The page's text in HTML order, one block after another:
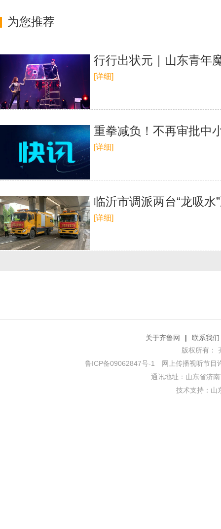
为您推荐
行行出状元｜山东青年
[详细]
重拳减负！不再审批中
[详细]
临沂市调派两台“龙吸
[详细]
关于齐鲁网 |
联系我们
版权所有：
鲁ICP备09062847号-1 网上传播视听节目
通讯地址：山东省济
技术支持： 山